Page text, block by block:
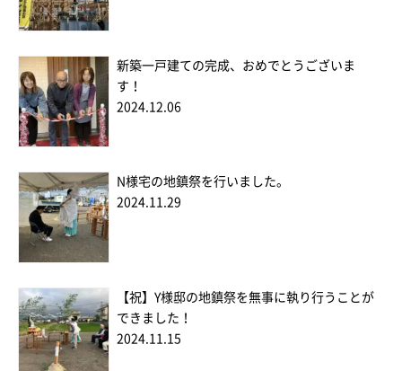
新築一戸建ての完成、おめでとうございま
す！
2024.12.06
N様宅の地鎮祭を行いました。
2024.11.29
【祝】Y様邸の地鎮祭を無事に執り行うことが
できました！
2024.11.15